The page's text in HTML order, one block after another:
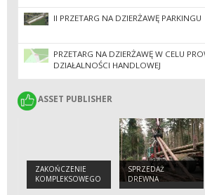
II PRZETARG NA DZIERŻAWĘ PARKINGU
PRZETARG NA DZIERŻAWĘ W CELU
DZIAŁALNOŚCI HANDLOWEJ
ASSET PUBLISHER
ASSET PUBLISHER
ZAKOŃCZENIE
KOMPLEKSOWEGO
PROJEKTU
SPRZEDAŻ
DREWNA